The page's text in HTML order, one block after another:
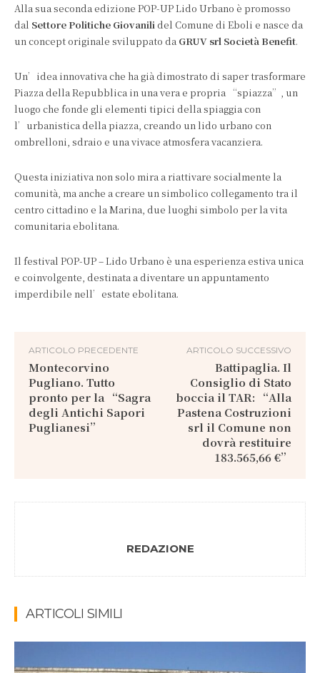
Alla sua seconda edizione POP-UP Lido Urbano è promosso
dal Settore Politiche Giovanilidel Comune di Eboli e nasce da
un concept originale sviluppato da GRUV srl Società Benefit.
Un’idea innovativa che ha già dimostrato di saper trasformare
Piazza della Repubblica in una vera e propria “spiazza”, un
luogo che fonde gli elementi tipici della spiaggia con
l’urbanistica della piazza, creando un lido urbano con
ombrelloni, sdraio e una vivace atmosfera vacanziera.
Questa iniziativa non solo mira a riattivare socialmente la
comunità, ma anche a creare un simbolico collegamento tra il
centro cittadino e la Marina, due luoghi simbolo per la vita
comunitaria ebolitana.
Il festival POP-UP – Lido Urbano è una esperienza estiva unica
e coinvolgente, destinata a diventare un appuntamento
imperdibile nell’estate ebolitana.
ARTICOLO PRECEDENTE
Montecorvino
Pugliano. Tutto
pronto per la “Sagra
degli Antichi Sapori
Puglianesi”
ARTICOLO SUCCESSIVO
Battipaglia. Il
Consiglio di Stato
boccia il TAR: “Alla
Pastena Costruzioni
srl il Comune non
dovrà restituire
183.565,66 €”
REDAZIONE
ARTICOLI SIMILI